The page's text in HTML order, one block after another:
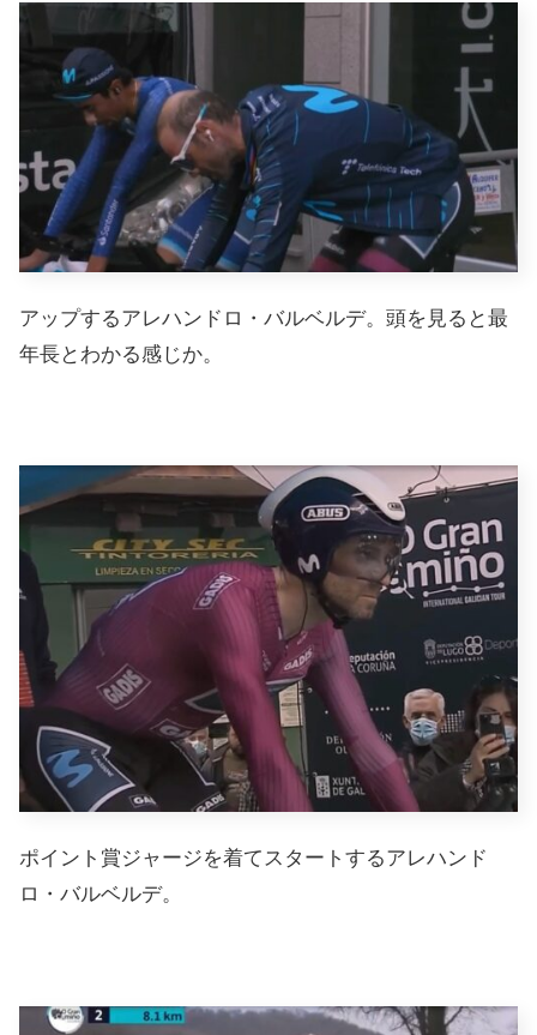
アップするアレハンドロ・バルベルデ。頭を見ると最
年長とわかる感じか。
ポイント賞ジャージを着てスタートするアレハンド
ロ・バルベルデ。